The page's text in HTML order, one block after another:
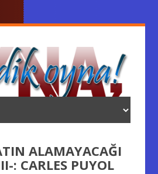
ALAMAYACAĞI
: CARLES PUYOL